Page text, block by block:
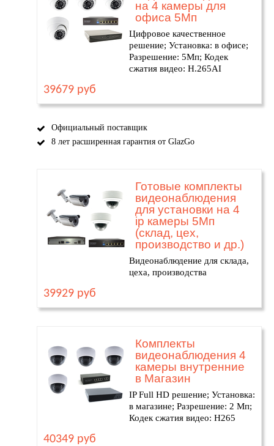
на 4 камеры для
офиса 5Мп
Цифровое качественное
решение; Установка: в офисе;
Разрешение: 5Мп; Кодек
сжатия видео: H.265AI
39679 руб
Официальный поставщик
8 лет расширенная гарантия от GlazGo
Готовые комплекты
видеонаблюдения
для установки на 4
ip камеры 5Мп
(склад, цех,
производство и др.)
Видеонаблюдение для склада,
цеха, производства
39929 руб
Комплекты
видеонаблюдения 4
камеры внутренние
в Магазин
IP Full HD решение; Установка:
в магазине; Разрешение: 2 Мп;
Кодек сжатия видео: H265
40349 руб